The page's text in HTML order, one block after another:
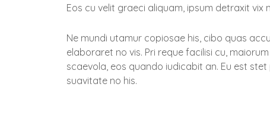
Eos cu velit graeci aliquam, ipsum detraxit
Ne mundi utamur copiosae his, cibo quas
elaboraret no vis. Pri reque facilisi cu,
scaevola, eos quando iudicabit an. Eu est
suavitate no his.